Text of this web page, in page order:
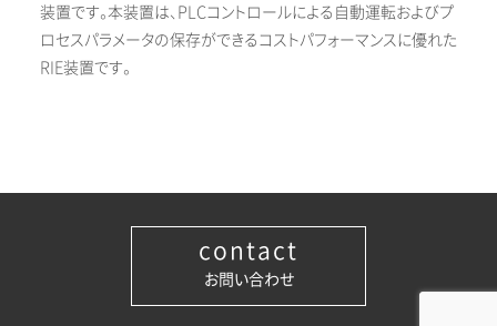
装置です。本装置は、PLCコントロールによる自動運転およびプ
ロセスパラメータの保存ができるコストパフォーマンスに優れた
RIE装置です。
contact
お問い合わせ